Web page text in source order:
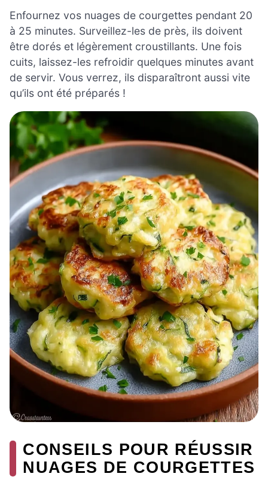
Enfournez vos nuages de courgettes pendant 20
à 25 minutes. Surveillez-les de près, ils doivent
être dorés et légèrement croustillants. Une fois
cuits, laissez-les refroidir quelques minutes avant
de servir. Vous verrez, ils disparaîtront aussi vite
qu’ils ont été préparés !
CONSEILS POUR RÉUSSIR
NUAGES DE COURGETTES